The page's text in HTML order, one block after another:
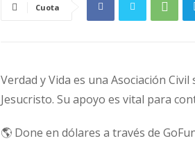
Cuota
Verdad y Vida es una Asociación
Jesucristo. Su apoyo es vital para
🌎 Done en dólares a través de